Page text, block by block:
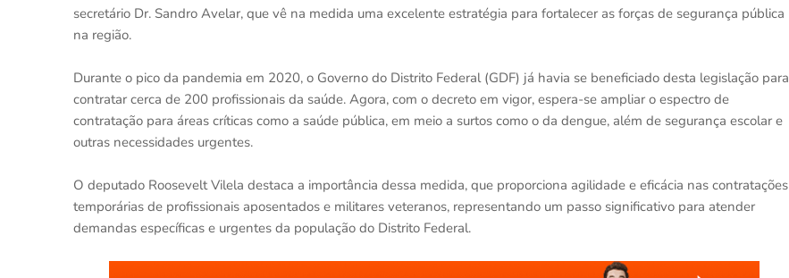
secretário Dr. Sandro Avelar, que vê na medida uma excelente estratégia para fortalecer as forças de segurança pública
na região.
Durante o pico da pandemia em 2020, o Governo do Distrito Federal (GDF) já havia se beneficiado desta legislação para
contratar cerca de 200 profissionais da saúde. Agora, com o decreto em vigor, espera-se ampliar o espectro de
contratação para áreas críticas como a saúde pública, em meio a surtos como o da dengue, além de segurança escolar e
outras necessidades urgentes.
O deputado Roosevelt Vilela destaca a importância dessa medida, que proporciona agilidade e eficácia nas contratações
temporárias de profissionais aposentados e militares veteranos, representando um passo significativo para atender
demandas específicas e urgentes da população do Distrito Federal.